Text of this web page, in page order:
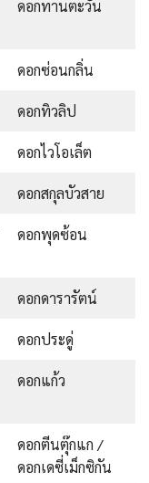
ดอกทานตะวัน
ดอกซ่อนกลิ่น
ดอกทิวลิป
ดอกไวโอเล็ต
ดอกสกุลบัวสาย
ดอกพุดซ้อน
ดอกดารารัตน์
ดอกประดู่
ดอกแก้ว
ดอกตีนตุ๊กแก /
ดอกเดซี่เม็กซิกัน